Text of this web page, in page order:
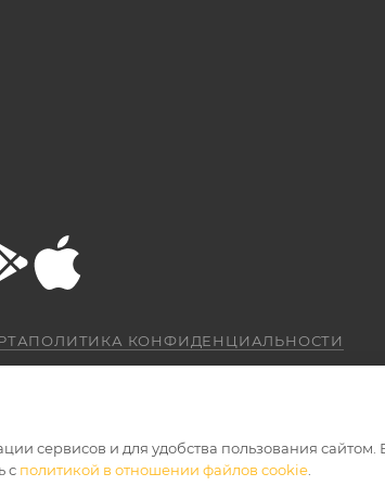
ПОЛИТИКА КОНФИДЕНЦИАЛЬНОСТИ
сервисов и для удобства пользования
с политикой в отношении файлов cookie